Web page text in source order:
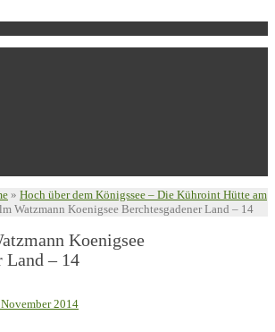
» Hoch über dem Königssee – Die Kühroint Hütte am
Watzmann Koenigsee Berchtesgadener Land – 14
Koenigsee
Land – 14
November 2014